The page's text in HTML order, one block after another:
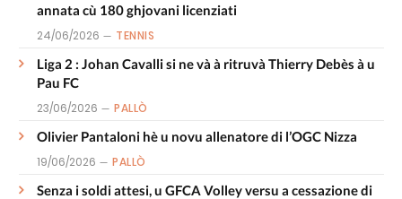
annata cù 180 ghjovani licenziati
24/06/2026 TENNIS
Liga 2 : Johan Cavalli si ne và à ritruvà Thierry Debès à u
Pau FC
23/06/2026 PALLÒ
Olivier Pantaloni hè u novu allenatore di l’OGC Nizza
19/06/2026 PALLÒ
Senza i soldi attesi, u GFCA Volley versu a cessazione di